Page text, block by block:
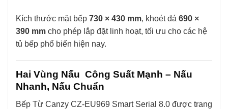
Kích thước mặt bếp 730 × 430 mm, khoét đá 690 ×
390 mm cho phép lắp đặt linh hoạt, tối ưu cho các hệ
tủ bếp phổ biến hiện nay.
Hai Vùng Nấu Công Suất Mạnh – Nấu
Nhanh, Nấu Chuẩn
Bếp Từ Canzy CZ-EU969 Smart Serial 8.0 được trang